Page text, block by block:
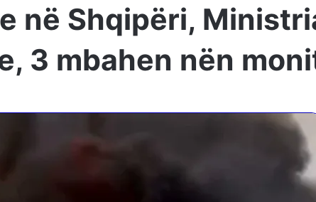
në Shqipëri,
3 mbahen nën